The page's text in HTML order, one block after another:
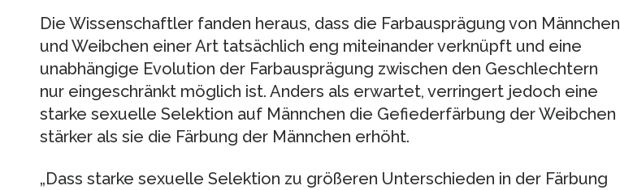
Die Wissenschaftler fanden heraus, dass die Farbausprägung von Männchen
und Weibchen einer Art tatsächlich eng miteinander verknüpft und eine
unabhängige Evolution der Farbausprägung zwischen den Geschlechtern
nur eingeschränkt möglich ist. Anders als erwartet, verringert jedoch eine
starke sexuelle Selektion auf Männchen die Gefiederfärbung der Weibchen
stärker als sie die Färbung der Männchen erhöht.
„Dass starke sexuelle Selektion zu größeren Unterschieden in der Färbung